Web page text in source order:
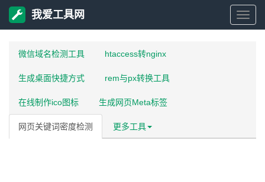
我
我爱工具网
微信域名检测工具 htaccess转nginx
生成桌面快捷方式 rem与px转换工具
在线制作ico图标 生成网页Meta标签
网页关键词密度检测 更多工具